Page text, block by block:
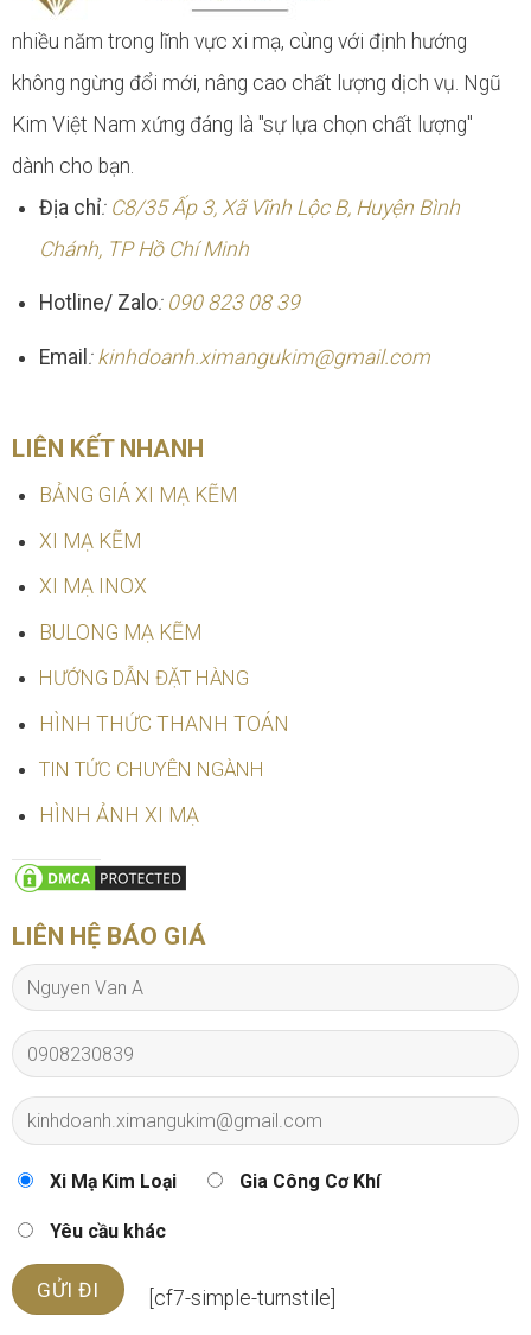
nhiều năm trong lĩnh vực xi mạ, cùng với định hướng
không ngừng đổi mới, nâng cao chất lượng dịch vụ. Ngũ
Kim Việt Nam xứng đáng là "sự lựa chọn chất lượng"
dành cho bạn.
Địa chỉ: C8/35 Ấp 3, Xã Vĩnh Lộc B, Huyện Bình
Chánh, TP Hồ Chí Minh
Hotline/ Zalo: 090 823 08 39
Email : kinhdoanh.ximangukim@gmail.com
LIÊN KẾT NHANH
BẢNG GIÁ XI MẠ KẼM
XI MẠ KẼM
XI MẠ INOX
BULONG MẠ KẼM
HƯỚNG DẪN ĐẶT HÀNG
HÌNH THỨC THANH TOÁN
TIN TỨC CHUYÊN NGÀNH
HÌNH ẢNH XI MẠ
LIÊN HỆ BÁO GIÁ
Xi Mạ Kim Loại Gia Công Cơ Khí
Yêu cầu khác
[cf7-simple-turnstile]